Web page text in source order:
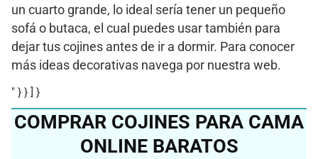
un cuarto grande, lo ideal sería tener un pequeño
sofá o butaca, el cual puedes usar también para
dejar tus cojines antes de ir a dormir. Para conocer
más ideas decorativas navega por nuestra web.
" } } ] }
COMPRAR COJINES PARA CAMA
ONLINE BARATOS